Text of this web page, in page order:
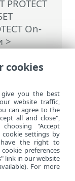
PROTECT
On-
>
cookies
you the best
website traffic,
can agree to the
all and close",
"Accept
settings by
have the right to
preferences
link in our website
For more